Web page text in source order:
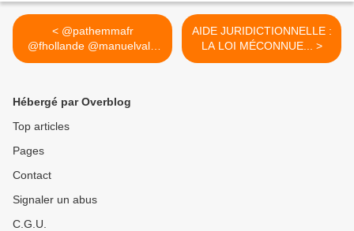
< @pathemmafr
@fhollande @manuelvalls
@ChTaubira...
AIDE JURIDICTIONNELLE :
LA LOI MÉCONNUE... >
Hébergé par Overblog
Top articles
Pages
Contact
Signaler un abus
C.G.U.